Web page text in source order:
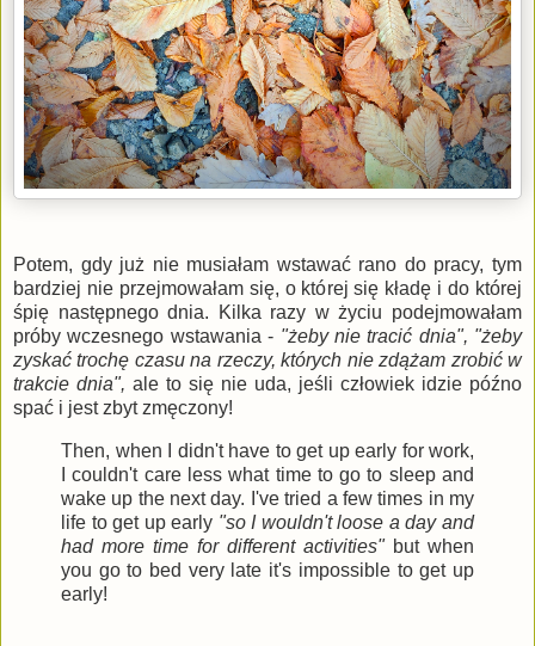
Potem, gdy już nie musiałam wstawać rano do pracy, tym
bardziej nie przejmowałam się, o której się kładę i do której
śpię następnego dnia. Kilka razy w życiu podejmowałam
próby wczesnego wstawania - "żeby nie tracić dnia", "żeby
zyskać trochę czasu na rzeczy, których nie zdążam zrobić w
trakcie dnia", ale to się nie uda, jeśli człowiek idzie późno
spać i jest zbyt zmęczony!
Then, when I didn't have to get up early for work,
I couldn't care less what time to go to sleep and
wake up the next day. I've tried a few times in my
life to get up early "so I wouldn't loose a day and
had more time for different activities"but when
you go to bed very late it's impossible to get up
early!